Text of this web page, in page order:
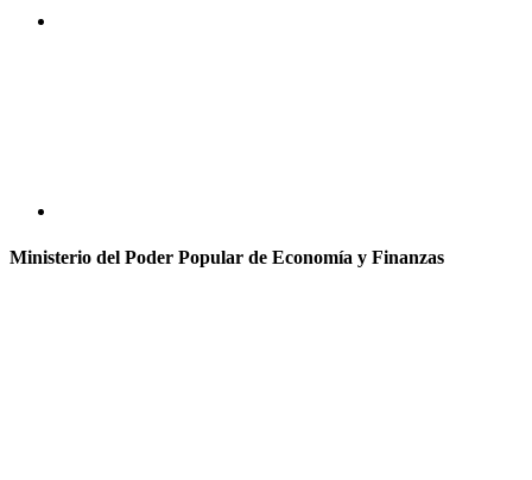
Ministerio del Poder Popular de Economía y Finanzas